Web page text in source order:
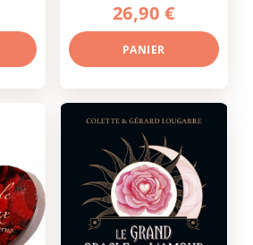
26,90 €
PANIER